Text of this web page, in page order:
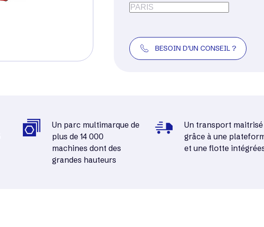
BESOIN D'UN CONSEIL ?
Un parc multimarque de
plus de 14 000
machines dont des
grandes hauteurs
Un transport maitrisé
grâce à une
et une flotte